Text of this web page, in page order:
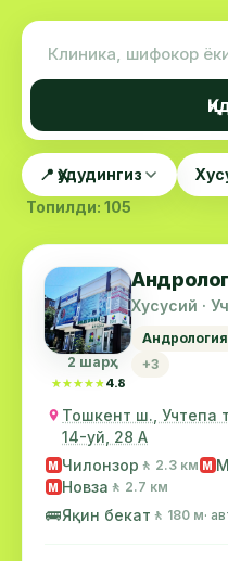
📍 Ҳудудингиз
Топилди: 105
2 шарҳ
★★★★★
★★★★★ 4.8
Хусусий ·
Андрология
+3
Тошкент ш., Учтепа
14-уй, 28 А
М Чилонзор 🚶 2.3 км М
М Новза 🚶 2.7 км
🚌Яқин бекат 🚶 180 м·